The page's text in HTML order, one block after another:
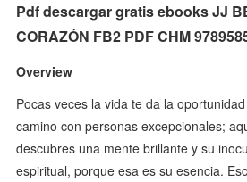
Pdf descargar gratis ebooks JJ
CORAZÓN FB2 PDF CHM
Overview
Pocas veces la vida te da la
camino con personas excepcionales;
descubres una mente brillante y su
espiritual, porque esa es su esencia.